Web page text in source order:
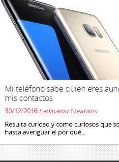
Mi teléfono sabe quien eres
mis contactos
30/12/2016 Ladinamo Creativos
Resulta curioso y como curiosos que
hasta averiguar el por qué...